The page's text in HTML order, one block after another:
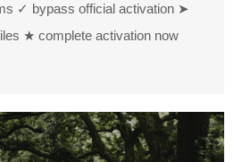
✓ bypass official activation ➤
★ complete activation now